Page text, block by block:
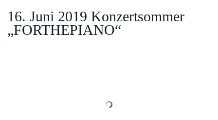
16. Juni 2019 Konzertsommer
„FORTHEPIANO“